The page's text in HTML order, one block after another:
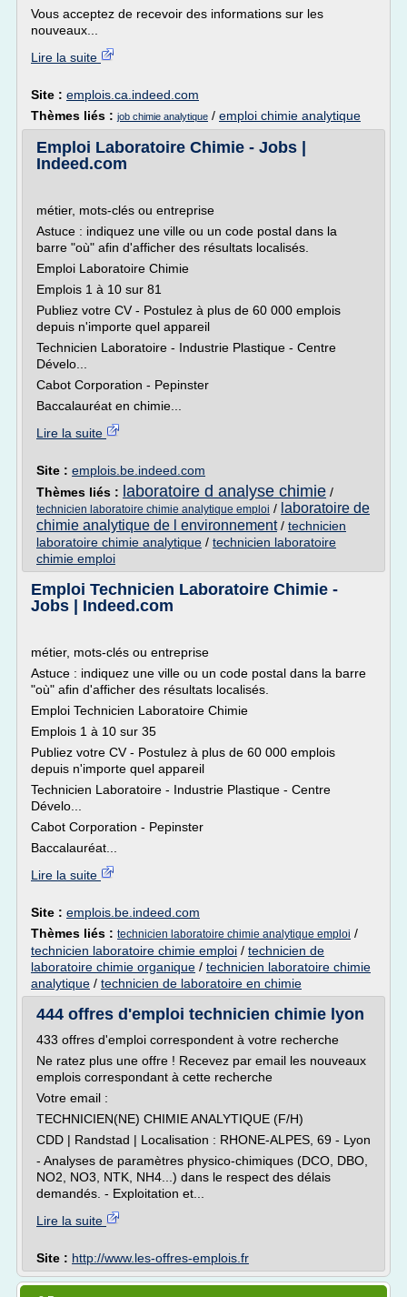
Vous acceptez de recevoir des informations sur les
nouveaux...
Lire la suite
Site : emplois.ca.indeed.com
Thèmes liés : job chimie analytique / emploi chimie analytique
Emploi Laboratoire Chimie - Jobs |
Indeed.com
métier, mots-clés ou entreprise
Astuce : indiquez une ville ou un code postal dans la
barre "où" afin d'afficher des résultats localisés.
Emploi Laboratoire Chimie
Emplois 1 à 10 sur 81
Publiez votre CV - Postulez à plus de 60 000 emplois
depuis n'importe quel appareil
Technicien Laboratoire - Industrie Plastique - Centre
Dévelo...
Cabot Corporation - Pepinster
Baccalauréat en chimie...
Lire la suite
Site : emplois.be.indeed.com
Thèmes liés : laboratoire d analyse chimie /
technicien laboratoire chimie analytique emploi / laboratoire de
chimie analytique de l environnement/ technicien
laboratoire chimie analytique / technicien laboratoire
chimie emploi
Emploi Technicien Laboratoire Chimie -
Jobs | Indeed.com
métier, mots-clés ou entreprise
Astuce : indiquez une ville ou un code postal dans la barre
"où" afin d'afficher des résultats localisés.
Emploi Technicien Laboratoire Chimie
Emplois 1 à 10 sur 35
Publiez votre CV - Postulez à plus de 60 000 emplois
depuis n'importe quel appareil
Technicien Laboratoire - Industrie Plastique - Centre
Dévelo...
Cabot Corporation - Pepinster
Baccalauréat...
Lire la suite
Site : emplois.be.indeed.com
Thèmes liés : technicien laboratoire chimie analytique emploi /
technicien laboratoire chimie emploi / technicien de
laboratoire chimie organique / technicien laboratoire chimie
analytique / technicien de laboratoire en chimie
444 offres d'emploi technicien chimie lyon
433 offres d'emploi correspondent à votre recherche
Ne ratez plus une offre ! Recevez par email les nouveaux
emplois correspondant à cette recherche
Votre email :
TECHNICIEN(NE) CHIMIE ANALYTIQUE (F/H)
CDD | Randstad | Localisation : RHONE-ALPES, 69 - Lyon
- Analyses de paramètres physico-chimiques (DCO, DBO,
NO2, NO3, NTK, NH4...) dans le respect des délais
demandés. - Exploitation et...
Lire la suite
Site : http://www.les-offres-emplois.fr